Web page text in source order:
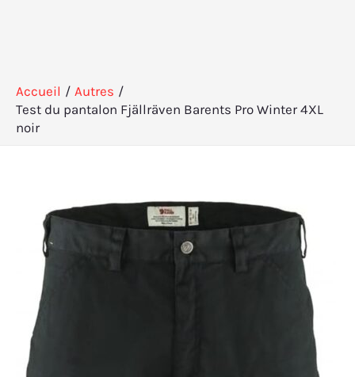
Accueil
Autres
Test du pantalon Fjällräven Barents Pro Winter 4XL
noir